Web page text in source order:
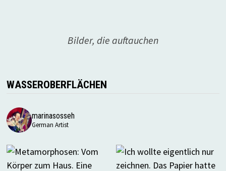
Bilder, die auftauchen
WASSEROBERFLÄCHEN
marinasosseh
German Artist